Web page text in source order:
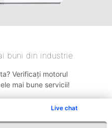
Live chat
buni din industrie
Verificați motorul
mai bune servicii!